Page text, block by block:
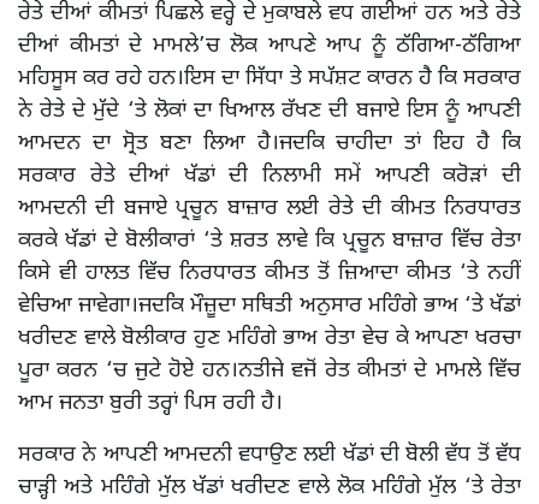
ਰੇਤੇ ਦੀਆਂ ਕੀਮਤਾਂ ਪਿਛਲੇ ਵਰ੍ਹੇ ਦੇ ਮੁਕਾਬਲੇ ਵਧ ਗਈਆਂ ਹਨ ਅਤੇ ਰੇਤੇ
ਦੀਆਂ ਕੀਮਤਾਂ ਦੇ ਮਾਮਲੇ’ਚ ਲੋਕ ਆਪਣੇ ਆਪ ਨੂੰ ਠੱਗਿਆ-ਠੱਗਿਆ
ਮਹਿਸੂਸ ਕਰ ਰਹੇ ਹਨ।ਇਸ ਦਾ ਸਿੱਧਾ ਤੇ ਸਪੱਸ਼ਟ ਕਾਰਨ ਹੈ ਕਿ ਸਰਕਾਰ
ਨੇ ਰੇਤੇ ਦੇ ਮੁੱਦੇ ‘ਤੇ ਲੋਕਾਂ ਦਾ ਖਿਆਲ ਰੱਖਣ ਦੀ ਬਜਾਏ ਇਸ ਨੂੰ ਆਪਣੀ
ਆਮਦਨ ਦਾ ਸ੍ਰੋਤ ਬਣਾ ਲਿਆ ਹੈ।ਜਦਕਿ ਚਾਹੀਦਾ ਤਾਂ ਇਹ ਹੈ ਕਿ
ਸਰਕਾਰ ਰੇਤੇ ਦੀਆਂ ਖੱਡਾਂ ਦੀ ਨਿਲਾਮੀ ਸਮੇਂ ਆਪਣੀ ਕਰੋੜਾਂ ਦੀ
ਆਮਦਨੀ ਦੀ ਬਜਾਏ ਪ੍ਰਚੂਨ ਬਾਜ਼ਾਰ ਲਈ ਰੇਤੇ ਦੀ ਕੀਮਤ ਨਿਰਧਾਰਤ
ਕਰਕੇ ਖੱਡਾਂ ਦੇ ਬੋਲੀਕਾਰਾਂ ‘ਤੇ ਸ਼ਰਤ ਲਾਵੇ ਕਿ ਪ੍ਰਚੂਨ ਬਾਜ਼ਾਰ ਵਿੱਚ ਰੇਤਾ
ਕਿਸੇ ਵੀ ਹਾਲਤ ਵਿੱਚ ਨਿਰਧਾਰਤ ਕੀਮਤ ਤੋਂ ਜ਼ਿਆਦਾ ਕੀਮਤ ‘ਤੇ ਨਹੀਂ
ਵੇਚਿਆ ਜਾਵੇਗਾ।ਜਦਕਿ ਮੌਜ਼ੂਦਾ ਸਥਿਤੀ ਅਨੁਸਾਰ ਮਹਿੰਗੇ ਭਾਅ ‘ਤੇ ਖੱਡਾਂ
ਖਰੀਦਣ ਵਾਲੇ ਬੋਲੀਕਾਰ ਹੁਣ ਮਹਿੰਗੇ ਭਾਅ ਰੇਤਾ ਵੇਚ ਕੇ ਆਪਣਾ ਖਰਚਾ
ਪੂਰਾ ਕਰਨ ‘ਚ ਜੁਟੇ ਹੋਏ ਹਨ।ਨਤੀਜੇ ਵਜੋਂ ਰੇਤ ਕੀਮਤਾਂ ਦੇ ਮਾਮਲੇ ਵਿੱਚ
ਆਮ ਜਨਤਾ ਬੁਰੀ ਤਰ੍ਹਾਂ ਪਿਸ ਰਹੀ ਹੈ।
ਸਰਕਾਰ ਨੇ ਆਪਣੀ ਆਮਦਨੀ ਵਧਾਉਣ ਲਈ ਖੱਡਾਂ ਦੀ ਬੋਲੀ ਵੱਧ ਤੋਂ ਵੱਧ
ਚਾੜ੍ਹੀ ਅਤੇ ਮਹਿੰਗੇ ਮੁੱਲ ਖੱਡਾਂ ਖਰੀਦਣ ਵਾਲੇ ਲੋਕ ਮਹਿੰਗੇ ਮੁੱਲ ‘ਤੇ ਰੇਤਾ